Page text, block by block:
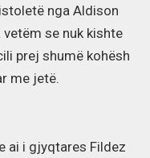
nga Aldison
vetëm se nuk kishte
prej shumë kohësh
me jetë.
ai i gjyqtares Fildez